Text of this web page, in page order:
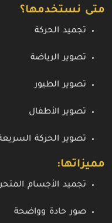
متى نستخدمها؟
تجميد الحركة
تصوير الرياضة
تصوير الطيور
تصوير الأطفال
تصوير الحركة
مميزاتها:
تجميد الأجسام
صور حادة وواضحة